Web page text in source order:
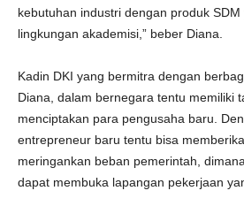
kebutuhan industri dengan produk
lingkungan akademisi,” beber Diana.
Kadin DKI yang bermitra dengan
Diana, dalam bernegara tentu memiliki
menciptakan para pengusaha baru.
entrepreneur baru tentu bisa
meringankan beban pemerintah,
dapat membuka lapangan pekerjaan